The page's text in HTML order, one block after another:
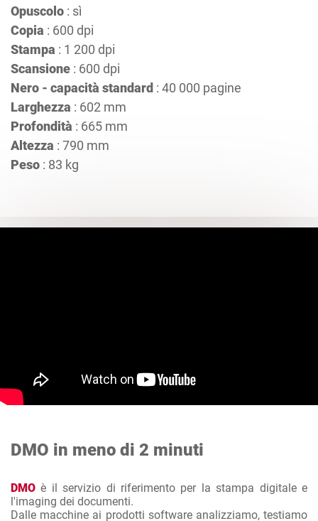
Opuscolo : sì
Copia : 600 dpi
Stampa : 1 200 dpi
Scansione : 600 dpi
Nero - capacità standard : 40 000 pagine
Larghezza : 602 mm
Profondità : 665 mm
Altezza : 790 mm
Peso : 83 kg
DMO in meno di 2 minuti
DMO è il servizio di riferimento per la stampa digitale e
l'imaging dei documenti.
Dalle macchine ai prodotti software analizziamo, testiamo